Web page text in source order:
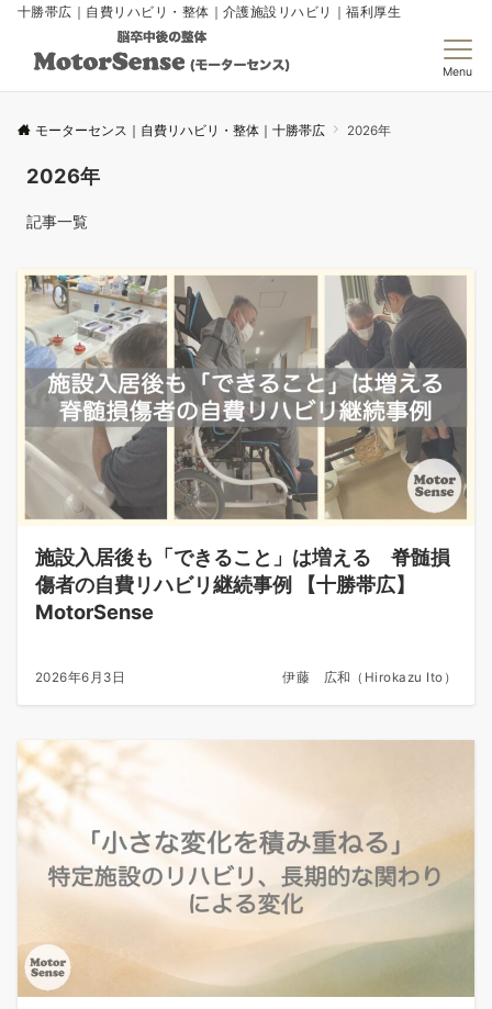
十勝帯広｜自費リハビリ・整体｜介護施設リハビリ｜福利厚生
Menu
モーターセンス｜自費リハビリ・整体｜十勝帯広 2026年
2026年
記事一覧
施設入居後も「できること」は増える 脊髄損
傷者の自費リハビリ継続事例 【十勝帯広】
MotorSense
2026年6月3日 伊藤 広和（Hirokazu Ito）